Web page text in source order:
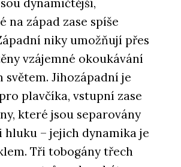
dynamičtější,
na západ zase spíše
niky umožňují přes
vzájemné okoukávání
světem. Jihozápadní je
plavčíka, vstupní zase
které jsou separovány
hluku – jejich dynamika je
Tři tobogány třech